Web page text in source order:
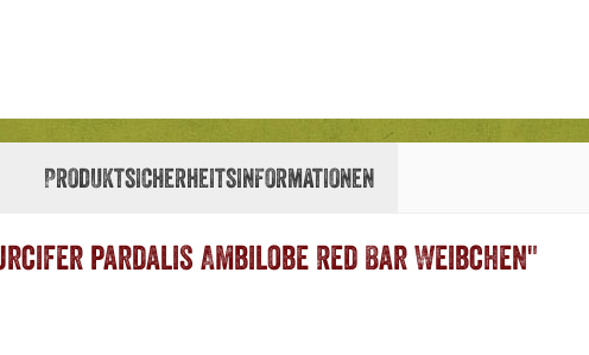
Produktsicherheitsinformationen
pardalis Ambilobe Red Bar Weibchen"